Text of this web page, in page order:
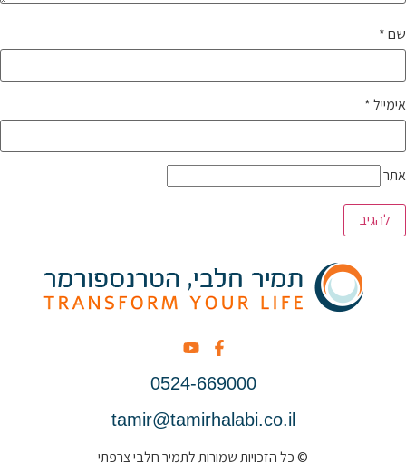
שם*
אימייל*
אתר
0524-669000
tamir@tamirhalabi.co.il
© כל הזכויות שמורות לתמיר חלבי צרפתי